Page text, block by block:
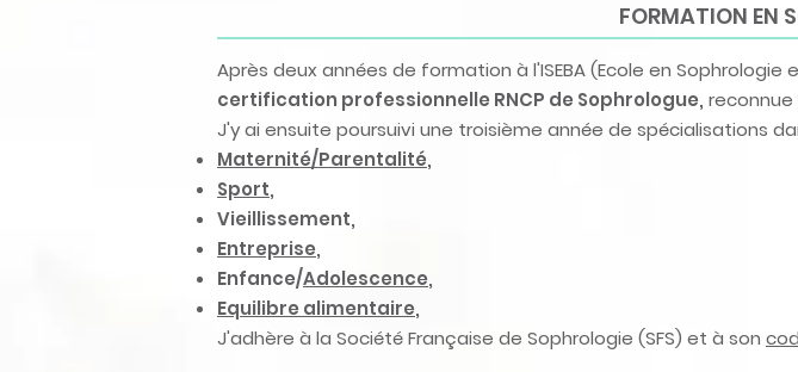
FORMATION EN
Après deux années de formation à l'ISEBA (Ecole en
certification professionnelle RNCP de Sophrologue, reconnue
J'y ai ensuite poursuivi une troisième année de spécialisations
Maternité/Parentalité,
Sport,
Vieillissement,
Entreprise,
Enfance/Adolescence,
Equilibre alimentaire,
J'adhère à la Société Française de Sophrologie (SFS) et à son